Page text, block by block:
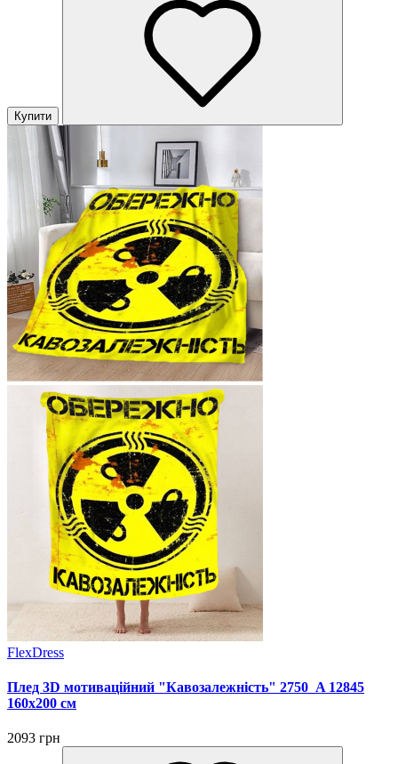
Купити
FlexDress
Плед 3D мотиваційний "Кавозалежність" 2750_A 12845
160х200 см
2093 грн